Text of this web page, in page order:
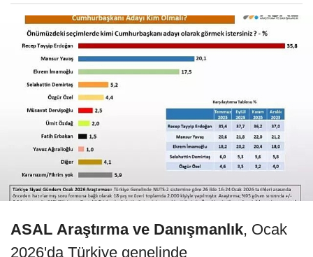
ASAL Araştırma ve Danışmanlık, Ocak
2026'da Türkiye genelinde